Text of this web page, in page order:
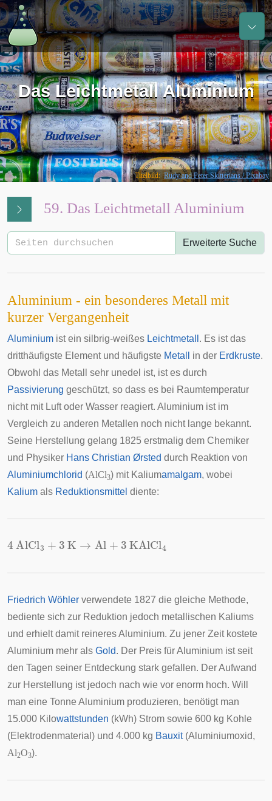
Titelbild:Rudy and Peter Skitterians / Pixabay
Das Leichtmetall Aluminium
59. Das Leichtmetall Aluminium
Erweiterte Suche
Aluminium - ein besonderes Metall mit
kurzer Vergangenheit
Aluminium ist ein silbrig-weißes Leichtmetall . Es ist das
dritthäufigste Element und häufigste Metall in der Erdkruste.
Obwohl das Metall sehr unedel ist, ist es durch
Passivierung geschützt, so dass es bei Raumtemperatur
nicht mit Luft oder Wasser reagiert. Aluminium ist im
Vergleich zu anderen Metallen noch nicht lange bekannt.
Seine Herstellung gelang 1825 erstmalig dem Chemiker
und Physiker Hans Christian Ørsted durch Reaktion von
Aluminiumchlorid (AlCl3) mit Kaliumamalgam, wobei
Kalium als Reduktionsmittel diente:
4 AlCl3 K→ 3 KAlCl4
Friedrich Wöhler verwendete 1827 die gleiche Methode,
bediente sich zur Reduktion jedoch metallischen Kaliums
und erhielt damit reineres Aluminium. Zu jener Zeit kostete
Aluminium mehr als Gold. Der Preis für Aluminium ist seit
den Tagen seiner Entdeckung stark gefallen. Der Aufwand
zur Herstellung ist jedoch nach wie vor enorm hoch. Will
man eine Tonne Aluminium produzieren, benötigt man
15.000 Kilowattstunden (kWh) Strom sowie 600 kg Kohle
(Elektrodenmaterial) und 4.000 kg Bauxit(Aluminiumoxid,
Al2O3).